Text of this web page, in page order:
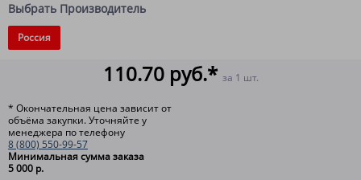
Выбрать Производитель
Россия
110.70 руб.* за 1 шт.
* Окончательная цена зависит от
объёма закупки. Уточняйте у
менеджера по телефону
8 (800) 550-99-57
Минимальная сумма заказа
5 000 р.